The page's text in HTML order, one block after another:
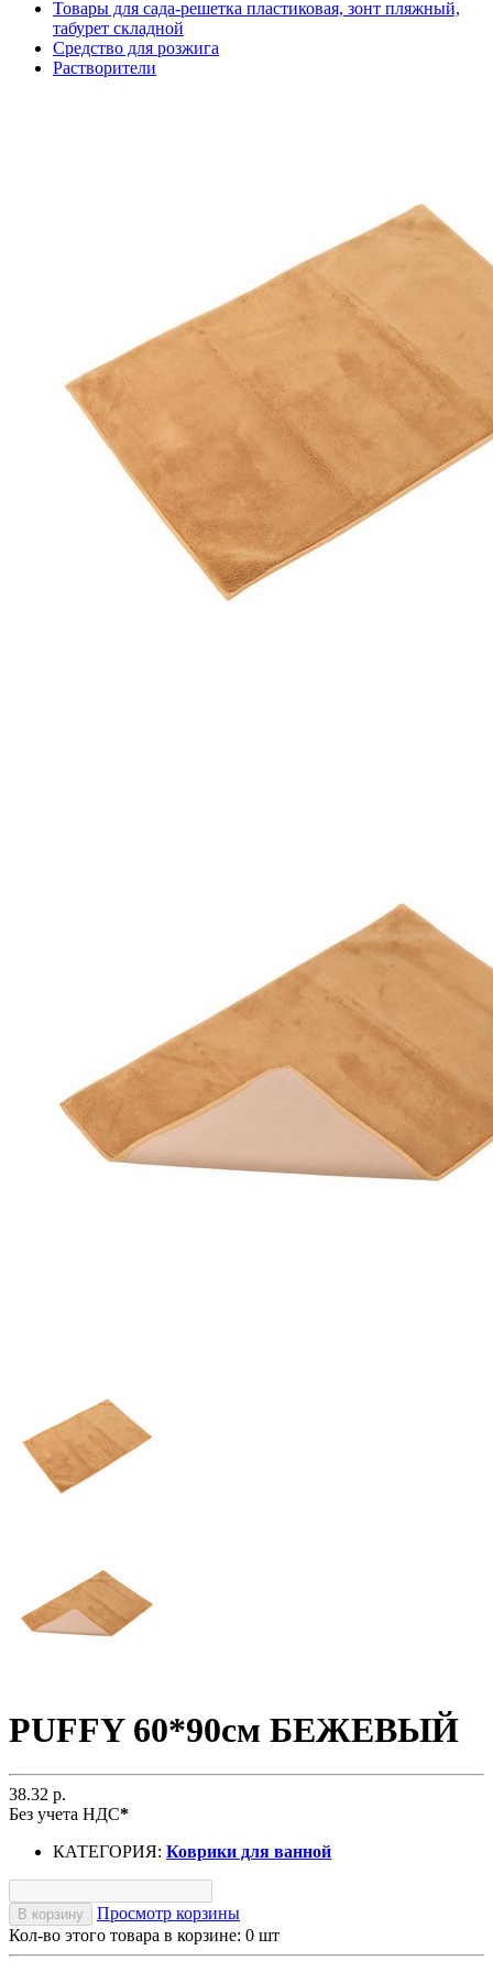
Товары для сада-решетка пластиковая, зонт пляжный,
табурет складной
Средство для розжига
Растворители
PUFFY 60*90см БЕЖЕВЫЙ
38.32 р.
Без учета НДС*
КАТЕГОРИЯ: Коврики для ванной
В корзину
Просмотр корзины
Кол-во этого товара в корзине: 0 шт